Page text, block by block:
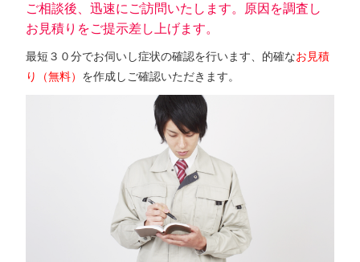
ご相談後、迅速にご訪問いたします。原因を調査し
お見積りをご提示差し上げます。
最短３０分でお伺いし症状の確認を行います、的確なお見積
り（無料） を作成しご確認いただきます。